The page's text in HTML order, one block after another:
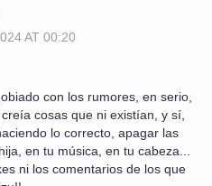
AT 00:20
con los rumores, en serio,
cosas que ni existían, y sí,
lo correcto, apagar las
en tu música, en tu cabeza...
ni los comentarios de los que